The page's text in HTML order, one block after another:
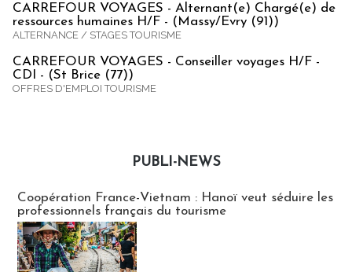
CARREFOUR VOYAGES - Alternant(e) Chargé(e) de
ressources humaines H/F - (Massy/Evry (91))
ALTERNANCE / STAGES TOURISME
CARREFOUR VOYAGES - Conseiller voyages H/F -
CDI - (St Brice (77))
OFFRES D'EMPLOI TOURISME
PUBLI-NEWS
Coopération France-Vietnam : Hanoï veut séduire les
professionnels français du tourisme